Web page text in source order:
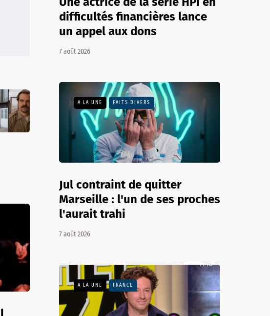
difficultés financières lance
un appel aux dons
7 août 2026
A LA UNE FAITS DIVERS
Jul contraint de quitter
Marseille : l'un de ses proches
l'aurait trahi
7 août 2026
A LA UNE FRANCE